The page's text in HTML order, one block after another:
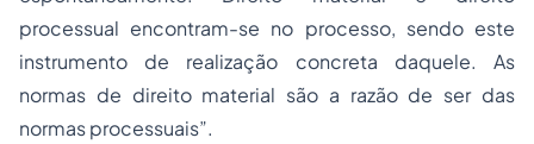
processual encontram-se no processo, sendo este
instrumento de realização concreta daquele. As
normas de direito material são a razão de ser das
normas processuais”.